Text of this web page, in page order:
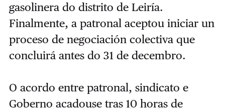
gasolinera do distrito de Leiría.
Finalmente, a patronal aceptou iniciar un
proceso de negociación colectiva que
concluirá antes do 31 de decembro.
O acordo entre patronal, sindicato e
Goberno acadouse tras 10 horas de